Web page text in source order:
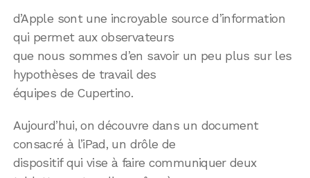
d’Apple sont une incroyable source d’information
qui permet aux observateurs
que nous sommes d’en savoir un peu plus sur les
hypothèses de travail des
équipes de Cupertino.
Aujourd’hui, on découvre dans un document
consacré à l’iPad, un drôle de
dispositif qui vise à faire communiquer deux